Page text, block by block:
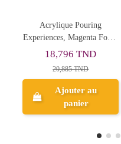
Acrylique Fine Studio 500
ml Vert Cadmium Imitation
43 PEBEO
37,699 TND
41,888 TND
Ajouter au
panier